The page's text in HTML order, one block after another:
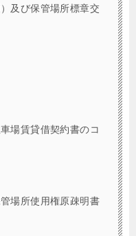
及び保管場所標章交
場賃貸借契約書のコ
場所使用権原疎明書